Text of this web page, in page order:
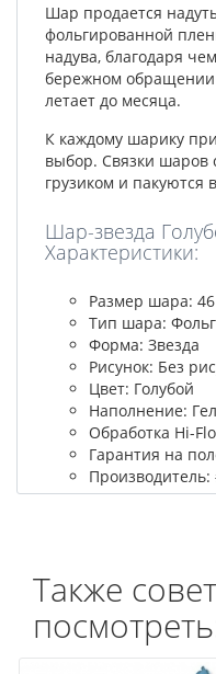
Шар продается
фольгированной
надува, благодаря
бережном обращении
летает до месяца.
К каждому шарику
выбор. Связки шаров
грузиком и пакуются
Шар-звезда
Характеристики:
Размер шара:
Тип шара:
Форма: Звезда
Рисунок: Без
Цвет: Голубой
Наполнение:
Обработка Hi-
Гарантия на
Также